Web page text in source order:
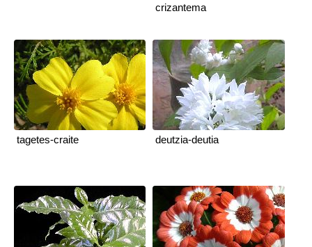
crizantema
tagetes-craite deutzia-deutia